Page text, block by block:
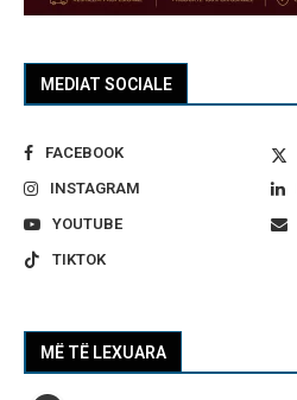
MEDIAT SOCIALE
FACEBOOK
INSTAGRAM
YOUTUBE
TIKTOK
MË TË LEXUARA